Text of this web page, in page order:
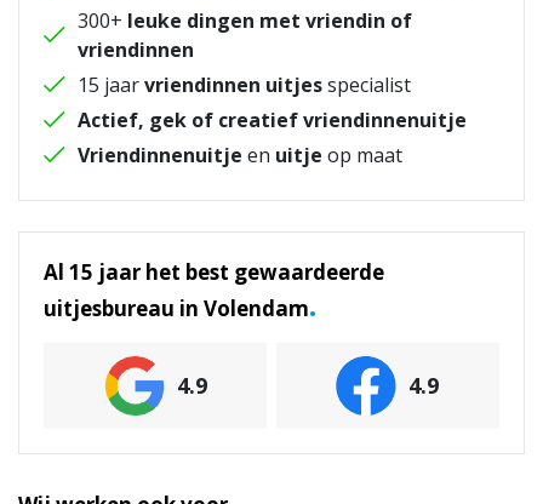
300+ leuke dingen met vriendin of
vriendinnen
15 jaarvriendinnen uitjesspecialist
Actief, gek of creatief vriendinnenuitje
Vriendinnenuitje en uitje op maat
Al 15 jaar het best gewaardeerde
uitjesbureau in Volendam.
4.9 4.9